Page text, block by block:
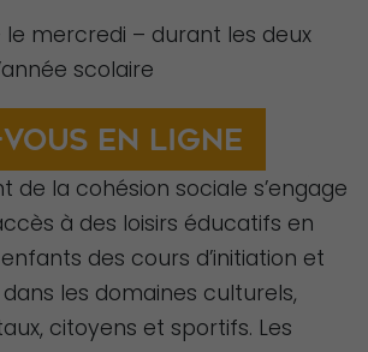
le mercredi – durant les deux
scolaire
vous en ligne
de la cohésion sociale s’engage
à des loisirs éducatifs en
des cours d’initiation et
les domaines culturels,
citoyens et sportifs. Les